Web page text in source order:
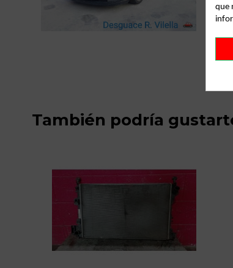
También podría
que